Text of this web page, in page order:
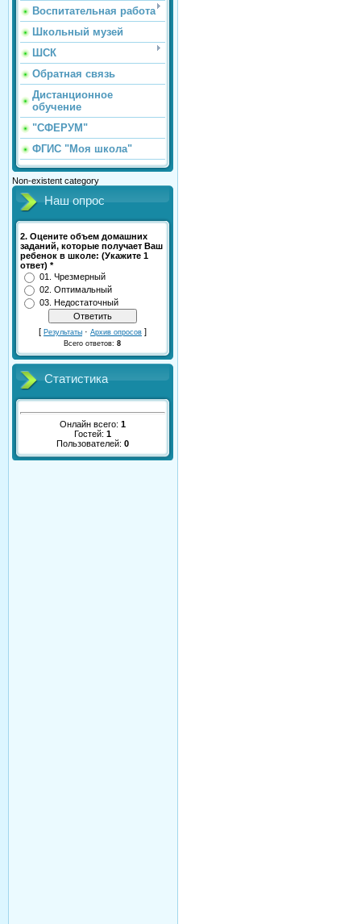
Воспитательная работа
Школьный музей
ШСК
Обратная связь
Дистанционное
обучение
"СФЕРУМ"
ФГИС "Моя школа"
Non-existent category
Наш опрос
2. Оцените объем домашних
заданий, которые получает Ваш
ребенок в школе: (Укажите 1
ответ) *
01. Чрезмерный
02. Оптимальный
03. Недостаточный
[ Результаты · Архив опросов ]
Всего ответов:8
Статистика
Онлайн всего: 1
Гостей: 1
Пользователей: 0